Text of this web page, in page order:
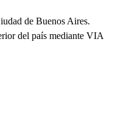
de Buenos Aires.
del país mediante VIA